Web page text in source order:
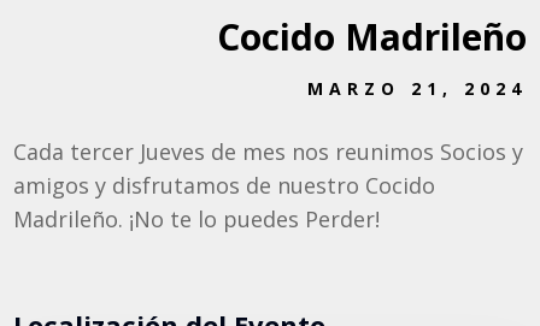
Cocido Madrileño
MARZO 21, 2024
Cada tercer Jueves de mes nos reunimos Socios y
amigos y disfrutamos de nuestro Cocido
Madrileño. ¡No te lo puedes Perder!